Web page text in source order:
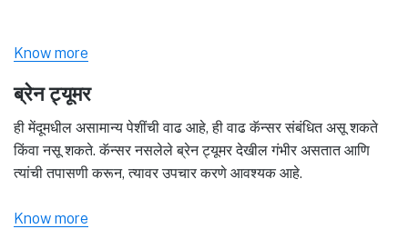
Know more
ब्रेन ट्यूमर
ही मेंदूमधील असामान्य पेशींची वाढ आहे, ही वाढ कॅन्सर संबंधित असू शकते
किंवा नसू शकते. कॅन्सर नसलेले ब्रेन ट्यूमर देखील गंभीर असतात आणि
त्यांची तपासणी करून, त्यावर उपचार करणे आवश्यक आहे.
Know more